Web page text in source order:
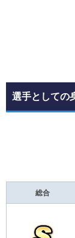
選手としての
総合